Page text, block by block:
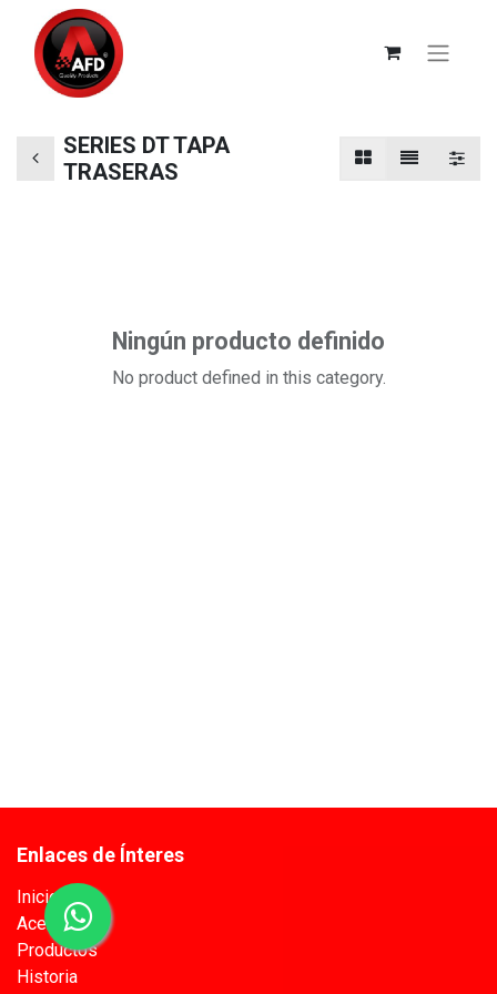
SERIES DT TAPA
TRASERAS
Ningún producto definido
No product defined in this category.
Enlaces de Ínteres
Inicio
Acerca de
Productos
Historia